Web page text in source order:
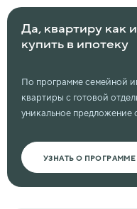
Да, квартиру как
купить в ипотеку
По программе семейной
квартиры с готовой
уникальное предложение
УЗНАТЬ О ПРОГРАММЕ